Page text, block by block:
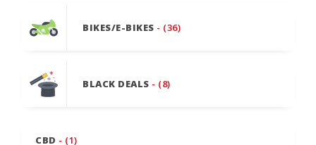
BIKES/E-BIKES - (36)
BLACK DEALS - (8)
CBD - (1)